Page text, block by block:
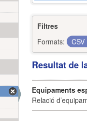
Filtres
Formats:
CSV
Resultat de
Equipaments
Relació